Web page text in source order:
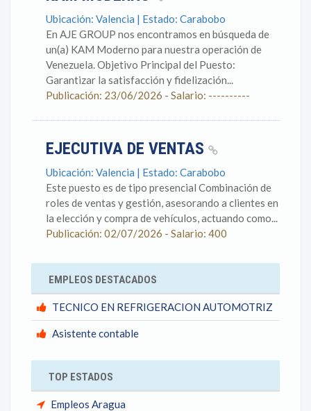
Ubicación: Valencia | Estado: Carabobo
En AJE GROUP nos encontramos en búsqueda de
un(a) KAM Moderno para nuestra operación de
Venezuela. Objetivo Principal del Puesto:
Garantizar la satisfacción y fidelización...
Publicación: 23/06/2026 - Salario: ----------
EJECUTIVA DE VENTAS
Ubicación: Valencia | Estado: Carabobo
Este puesto es de tipo presencial Combinación de
roles de ventas y gestión, asesorando a clientes en
la elección y compra de vehículos, actuando como...
Publicación: 02/07/2026 - Salario: 400
EMPLEOS DESTACADOS
TECNICO EN REFRIGERACION AUTOMOTRIZ
Asistente contable
TOP ESTADOS
Empleos Aragua